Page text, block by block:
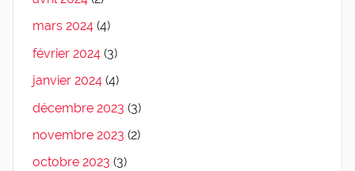
mars 2024 (4)
février 2024 (3)
janvier 2024 (4)
décembre 2023 (3)
novembre 2023 (2)
octobre 2023 (3)